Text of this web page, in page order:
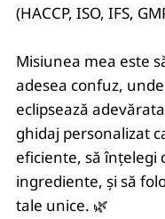
(HACCP, ISO, IFS,
Misiunea mea este
adesea confuz,
eclipsează
ghidaj personalizat
eficiente, să
ingrediente, și să
tale unice. 🌿